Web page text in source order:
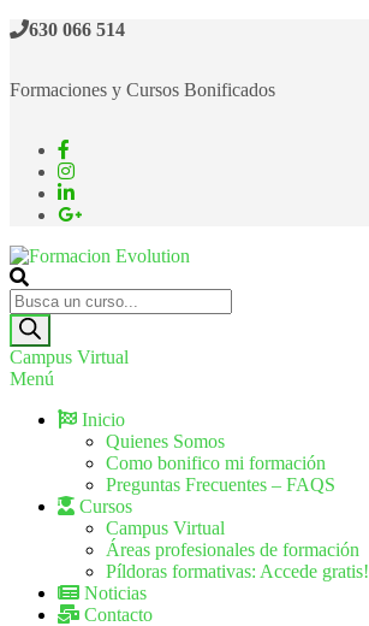
630 066 514
Formaciones y Cursos Bonificados
Formacion Evolution
Cursos de formación continua
Campus Virtual
Menú
Inicio
Quienes Somos
Como bonifico mi formación
Preguntas Frecuentes – FAQS
Cursos
Campus Virtual
Áreas profesionales de formación
Píldoras formativas: Accede gratis!
Noticias
Contacto